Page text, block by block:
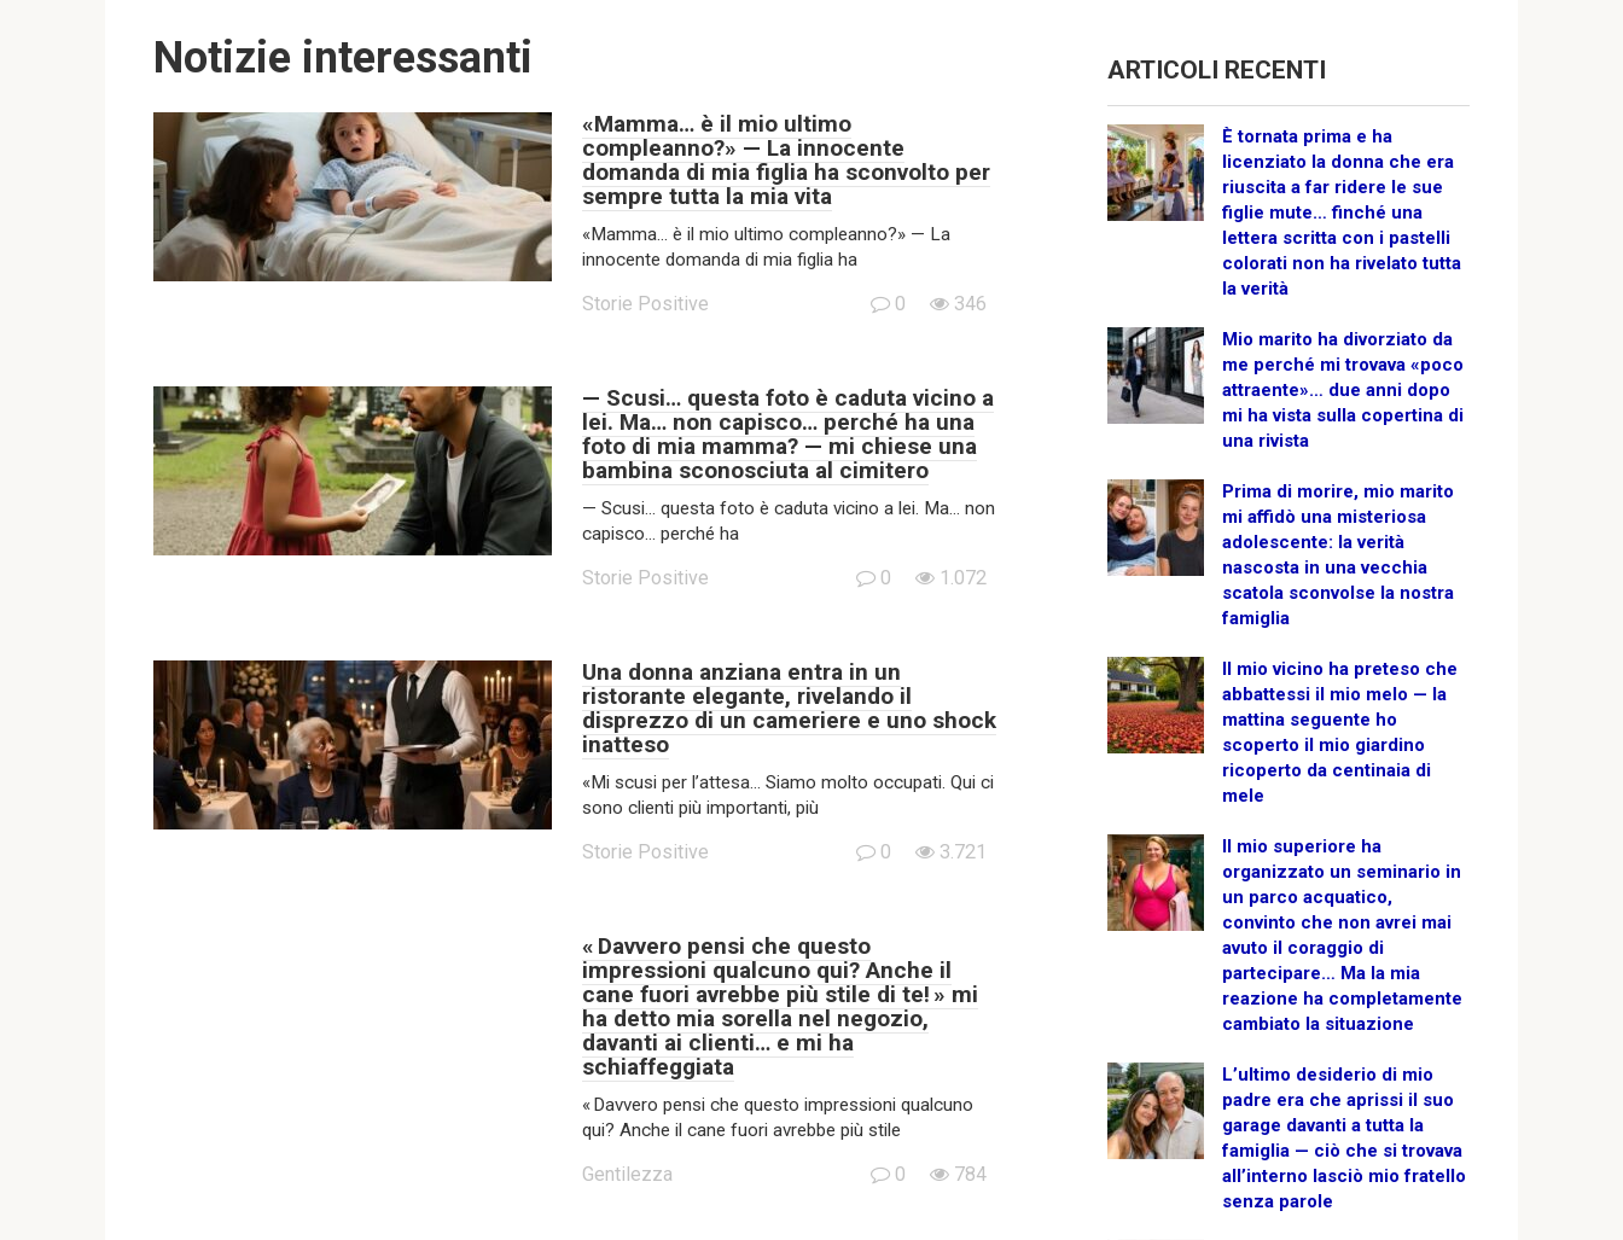
Notizie interessanti
«Mamma… è il mio ultimo
compleanno?» — La innocente
domanda di mia figlia ha sconvolto per
sempre tutta la mia vita
«Mamma… è il mio ultimo compleanno?» — La
innocente domanda di mia figlia ha
Storie Positive 0 346
— Scusi… questa foto è caduta vicino a
lei. Ma… non capisco… perché ha una
foto di mia mamma? — mi chiese una
bambina sconosciuta al cimitero
— Scusi… questa foto è caduta vicino a lei. Ma… non
capisco… perché ha
Storie Positive 0 1.072
Una donna anziana entra in un
ristorante elegante, rivelando il
disprezzo di un cameriere e uno shock
inatteso
«Mi scusi per l’attesa… Siamo molto occupati. Qui ci
sono clienti più importanti, più
Storie Positive 0 3.721
« Davvero pensi che questo
impressioni qualcuno qui? Anche il
cane fuori avrebbe più stile di te! » mi
ha detto mia sorella nel negozio,
davanti ai clienti… e mi ha
schiaffeggiata
« Davvero pensi che questo impressioni qualcuno
qui? Anche il cane fuori avrebbe più stile
Gentilezza 0 784
ARTICOLI RECENTI
È tornata prima e ha
licenziato la donna che era
riuscita a far ridere le sue
figlie mute… finché una
lettera scritta con i pastelli
colorati non ha rivelato tutta
la verità
Mio marito ha divorziato da
me perché mi trovava «poco
attraente»… due anni dopo
mi ha vista sulla copertina di
una rivista
Prima di morire, mio marito
mi affidò una misteriosa
adolescente: la verità
nascosta in una vecchia
scatola sconvolse la nostra
famiglia
Il mio vicino ha preteso che
abbattessi il mio melo — la
mattina seguente ho
scoperto il mio giardino
ricoperto da centinaia di
mele
Il mio superiore ha
organizzato un seminario in
un parco acquatico,
convinto che non avrei mai
avuto il coraggio di
partecipare… Ma la mia
reazione ha completamente
cambiato la situazione
L’ultimo desiderio di mio
padre era che aprissi il suo
garage davanti a tutta la
famiglia — ciò che si trovava
all’interno lasciò mio fratello
senza parole